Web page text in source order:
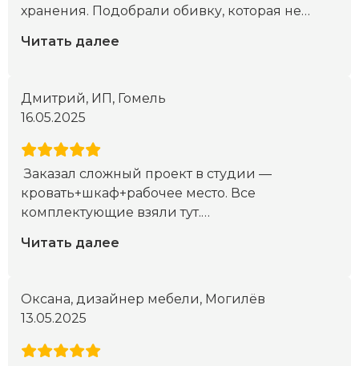
хранения. Подобрали обивку, которая не…
Читать далее
Дмитрий, ИП, Гомель
16.05.2025
Заказал сложный проект в студии —
кровать+шкаф+рабочее место. Все
комплектующие взяли тут.…
Читать далее
Оксана, дизайнер мебели, Могилёв
13.05.2025